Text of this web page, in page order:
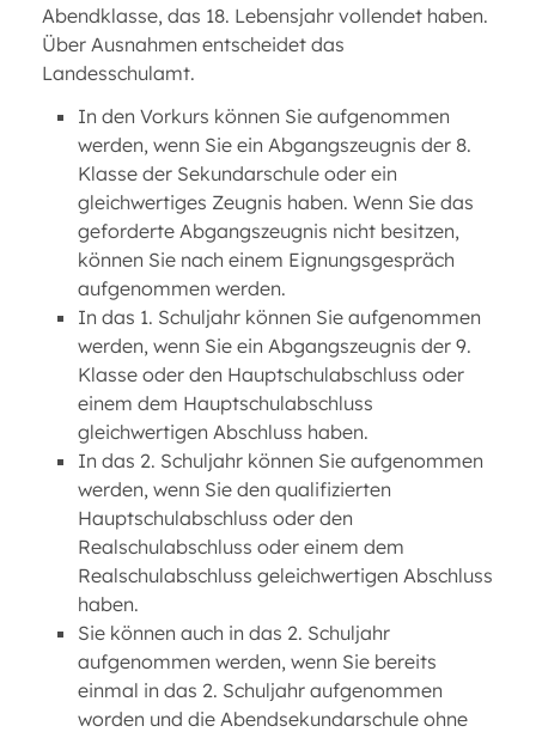
Abendklasse, das 18. Lebensjahr vollendet haben.
Über Ausnahmen entscheidet das
Landesschulamt.
In den Vorkurs können Sie aufgenommen
werden, wenn Sie ein Abgangszeugnis der 8.
Klasse der Sekundarschule oder ein
gleichwertiges Zeugnis haben. Wenn Sie das
geforderte Abgangszeugnis nicht besitzen,
können Sie nach einem Eignungsgespräch
aufgenommen werden.
In das 1. Schuljahr können Sie aufgenommen
werden, wenn Sie ein Abgangszeugnis der 9.
Klasse oder den Hauptschulabschluss oder
einem dem Hauptschulabschluss
gleichwertigen Abschluss haben.
In das 2. Schuljahr können Sie aufgenommen
werden, wenn Sie den qualifizierten
Hauptschulabschluss oder den
Realschulabschluss oder einem dem
Realschulabschluss geleichwertigen Abschluss
haben.
Sie können auch in das 2. Schuljahr
aufgenommen werden, wenn Sie bereits
einmal in das 2. Schuljahr aufgenommen
worden und die Abendsekundarschule ohne